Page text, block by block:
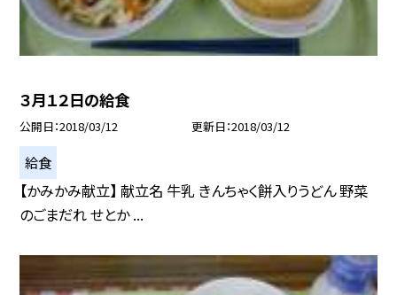
３月１２日の給食
公開日 2018/03/12 更新日 2018/03/12
給食
【かみかみ献立】 献立名 牛乳 きんちゃく餅入りうどん 野菜
のごまだれ せとか ...